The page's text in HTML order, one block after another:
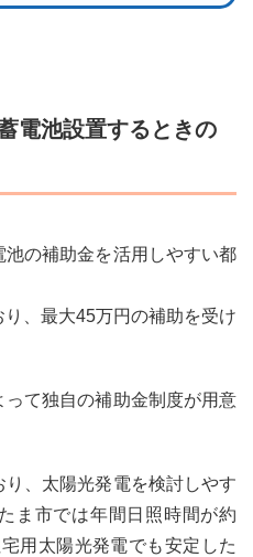
電池設置するときの
の補助金を活用しやすい都
、最大45万円の補助を受け
て独自の補助金制度が用意
、太陽光発電を検討しやす
ま市では年間日照時間が約
用太陽光発電でも安定した